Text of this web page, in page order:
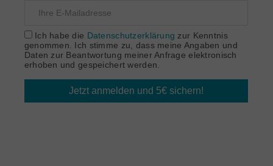
Ich habe die Datenschutzerklärung zur Kenntnis
genommen. Ich stimme zu, dass meine Angaben und
Daten zur Beantwortung meiner Anfrage elektronisch
erhoben und gespeichert werden.
Jetzt anmelden und 5€ sichern!